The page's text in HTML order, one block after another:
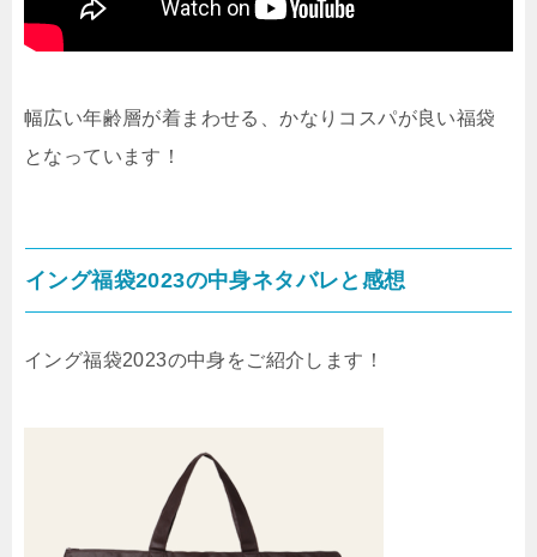
幅広い年齢層が着まわせる、かなりコスパが良い福袋
となっています！
イング福袋2023の中身ネタバレと感想
イング福袋2023の中身をご紹介します！